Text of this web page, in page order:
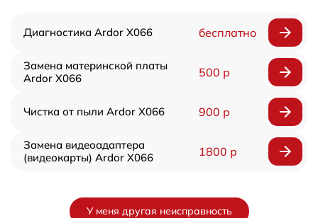
Диагностика Ardor X066 бесплатно
Замена материнской платы
Ardor X066
500 р
Чистка от пыли Ardor X066 900 р
Замена видеоадаптера
(видеокарты) Ardor X066
1800 р
У меня другая неисправность